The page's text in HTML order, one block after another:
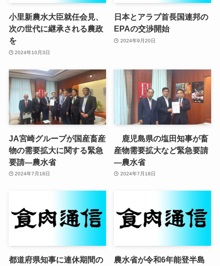
小里新農水大臣就任会見、
次の世代に継承される農政
を
2024年10月3日
日本とアラブ首長国連邦の
EPAの交渉開始
2024年9月20日
JA宮崎グループが国産畜産
物の需要拡大に関する緊急
要請—農水省
2024年7月18日
鹿児島県の塩田知事が畜
産物需要拡大など緊急要請
—農水省
2024年7月18日
都道府県知事に連休期間の
農水省が令和6年能登半島